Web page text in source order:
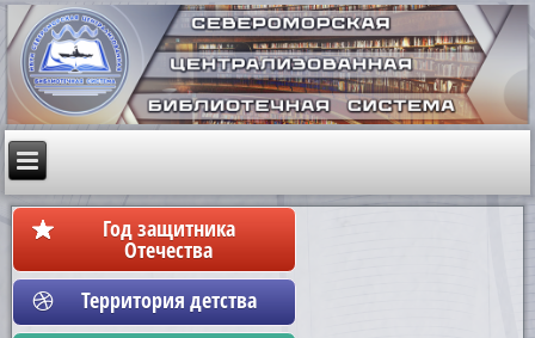
Год защитника
Отечества
Территория детства